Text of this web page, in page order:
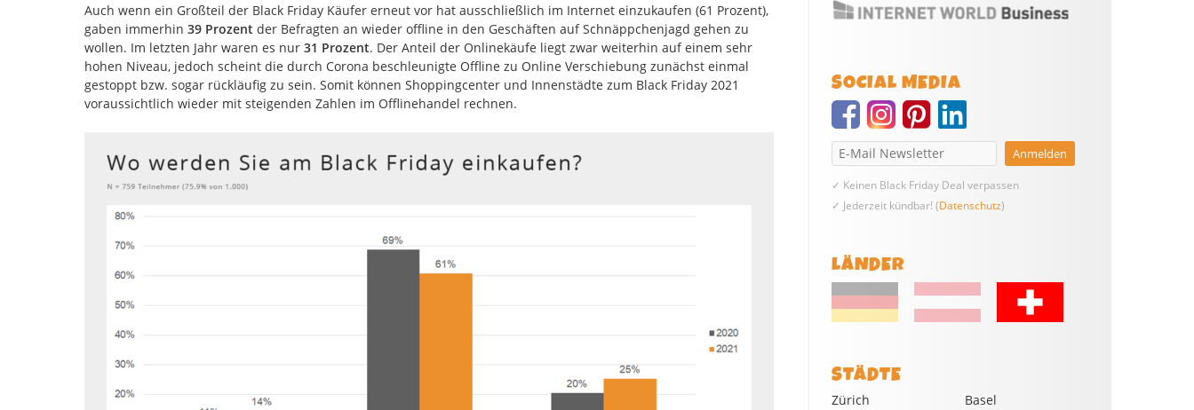
Auch wenn ein Großteil der Black Friday Käufer erneut vor hat ausschließlich im Internet einzukaufen (61 Prozent),
gaben immerhin 39 Prozent der Befragten an wieder offline in den Geschäften auf Schnäppchenjagd gehen zu
wollen. Im letzten Jahr waren es nur 31 Prozent. Der Anteil der Onlinekäufe liegt zwar weiterhin auf einem sehr
hohen Niveau, jedoch scheint die durch Corona beschleunigte Offline zu Online Verschiebung zunächst einmal
gestoppt bzw. sogar rückläufig zu sein. Somit können Shoppingcenter und Innenstädte zum Black Friday 2021
voraussichtlich wieder mit steigenden Zahlen im Offlinehandel rechnen.
SOCIAL MEDIA
✓ Keinen Black Friday Deal verpassen
✓ Jederzeit kündbar! (Datenschutz)
LÄNDER
STÄDTE
Zürich
Basel